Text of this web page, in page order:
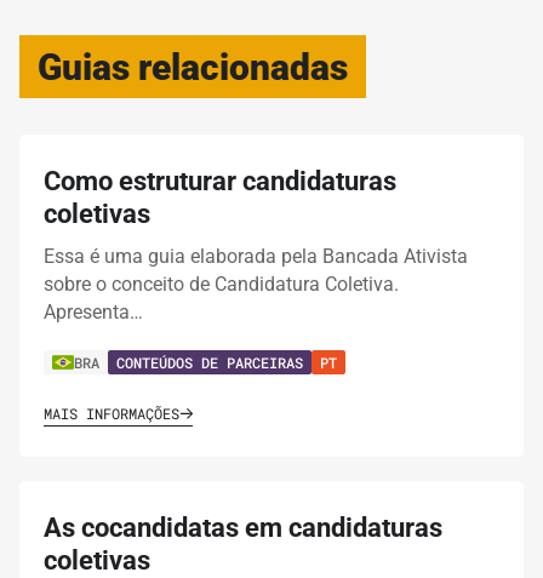
Guias relacionadas
Como estruturar candidaturas
coletivas
Essa é uma guia elaborada pela Bancada Ativista
sobre o conceito de Candidatura Coletiva.
Apresenta…
BRA CONTEÚDOS DE PARCEIRAS PT
MAIS INFORMAÇÕES
As cocandidatas em candidaturas
coletivas